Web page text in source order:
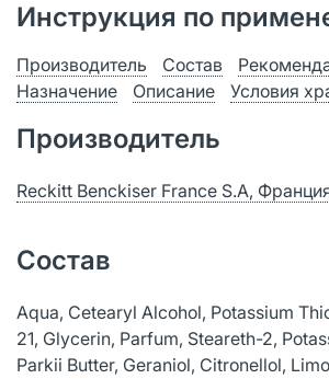
Инструкция по
Производитель Состав
Назначение
Описание Условия
Производитель
Reckitt Benckiser France S.A,
Состав
Aqua, Cetearyl Alcohol, Potassium
21, Glycerin, Parfum, Steareth-2,
Parkii Butter, Geraniol, Citronellol,